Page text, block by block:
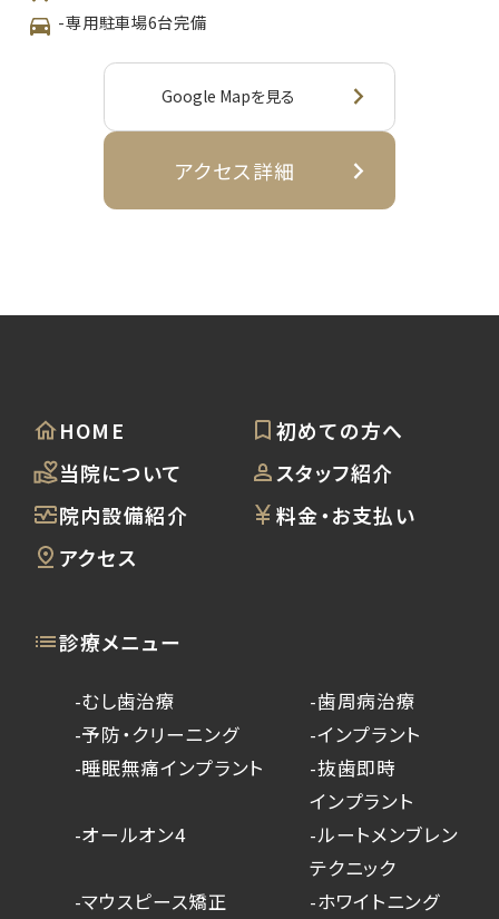
-専用駐車場6台完備
Google Mapを見る
アクセス詳細
HOME
初めての方へ
当院について
スタッフ紹介
院内設備紹介
料金・お支払い
アクセス
診療メニュー
-むし歯治療
-歯周病治療
-予防・クリーニング
-インプラント
-睡眠無痛インプラント
-抜歯即時
インプラント
-オールオン4
-ルートメンブレン
テクニック
-マウスピース矯正
-ホワイトニング